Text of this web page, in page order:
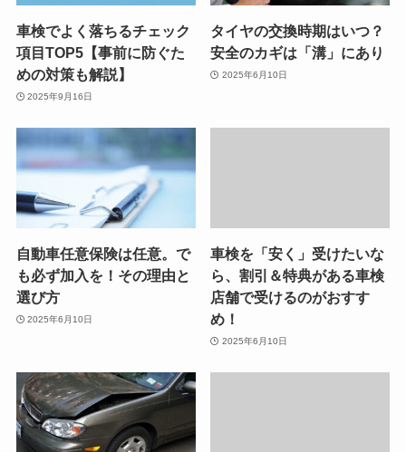
車検でよく落ちるチェック
項目TOP5【事前に防ぐた
めの対策も解説】
2025年9月16日
タイヤの交換時期はいつ？
安全のカギは「溝」にあり
2025年6月10日
自動車任意保険は任意。で
も必ず加入を！その理由と
選び方
2025年6月10日
車検を「安く」受けたいな
ら、割引＆特典がある車検
店舗で受けるのがおすす
め！
2025年6月10日